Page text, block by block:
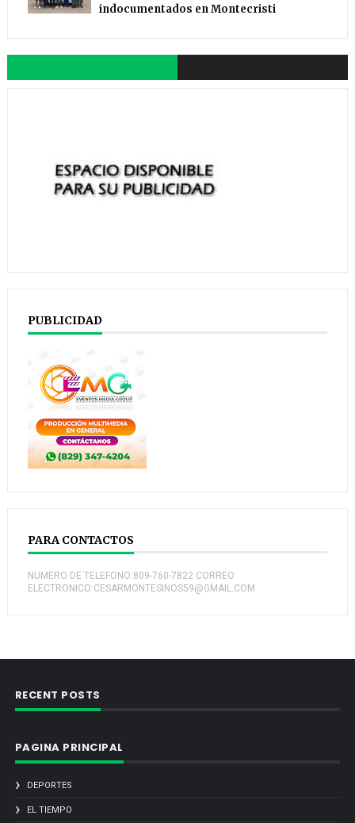
indocumentados en Montecristi
PUBLICIDAD
PARA CONTACTOS
NUMERO DE TELEFONO:809-760-7822 CORREO
ELECTRONICO:CESARMONTESINOS59@GMAIL.COM
RECENT POSTS
PAGINA PRINCIPAL
DEPORTES
EL TIEMPO